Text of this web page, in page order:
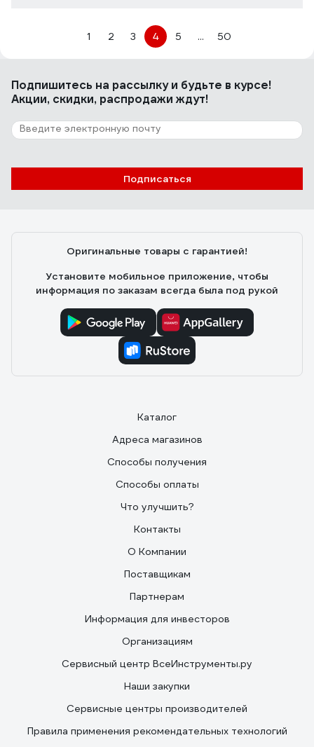
1 2 3 4 5 ... 50
Подпишитесь на рассылкуи будьте в курсе!
Акции, скидки, распродажи ждут!
Подписаться
Оригинальные товары с гарантией!
Установите мобильное приложение, чтобы
информация по заказам всегда была под рукой
Каталог
Адреса магазинов
Способы получения
Способы оплаты
Что улучшить?
Контакты
О Компании
Поставщикам
Партнерам
Информация для инвесторов
Организациям
Сервисный центр ВсеИнструменты.ру
Наши закупки
Сервисные центры производителей
Правила применения рекомендательных технологий